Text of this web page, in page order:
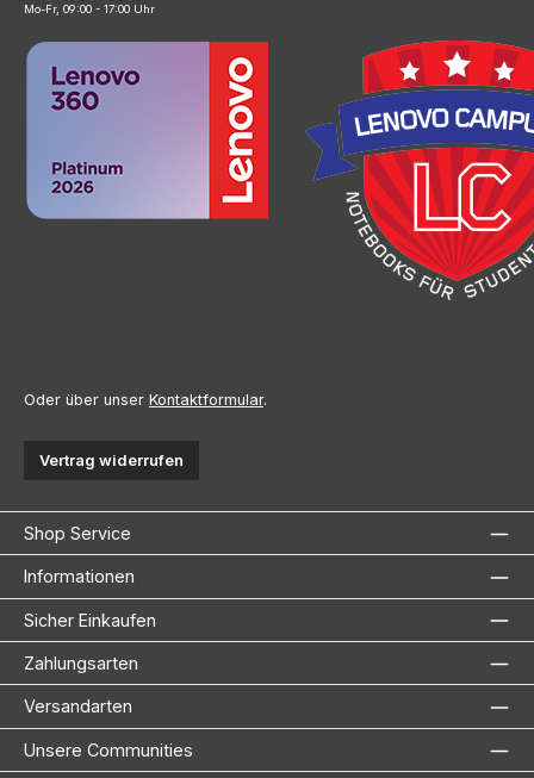
Mo-Fr, 09:00 - 17:00 Uhr
Oder über unser Kontaktformular.
Vertrag widerrufen
Shop Service
Informationen
Sicher Einkaufen
Zahlungsarten
Versandarten
Unsere Communities